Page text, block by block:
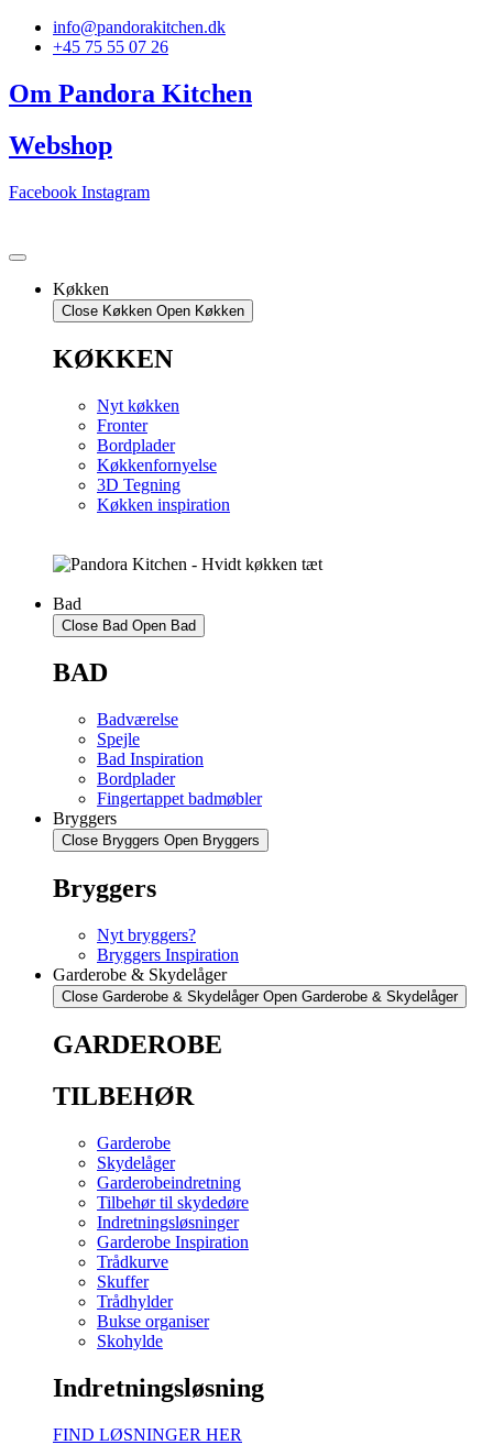
Videreinfo@pandorakitchen.dk
+45 75 55 07 26
Om Pandora Kitchen
Webshop
Facebook Instagram
Køkken
Close Køkken Open Køkken
KØKKEN
Nyt køkken
Fronter
Bordplader
Køkkenfornyelse
3D Tegning
Køkken inspiration
Bad
Close Bad Open Bad
BAD
Badværelse
Spejle
Bad Inspiration
Bordplader
Fingertappet badmøbler
Bryggers
Close Bryggers Open Bryggers
Bryggers
Nyt bryggers?
Bryggers Inspiration
Garderobe & Skydelåger
Close Garderobe & Skydelåger Open Garderobe & Skydelåger
GARDEROBE
TILBEHØR
Garderobe
Skydelåger
Garderobeindretning
Tilbehør til skydedøre
Indretningsløsninger
Garderobe Inspiration
Trådkurve
Skuffer
Trådhylder
Bukse organiser
Skohylde
Indretningsløsning
FIND LØSNINGER HER